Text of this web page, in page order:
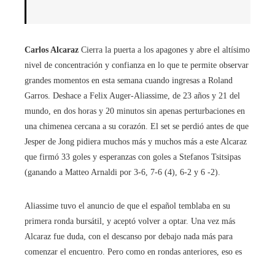
Carlos Alcaraz Cierra la puerta a los apagones y abre el altísimo
nivel de concentración y confianza en lo que te permite observar
grandes momentos en esta semana cuando ingresas a Roland
Garros. Deshace a Felix Auger-Aliassime, de 23 años y 21 del
mundo, en dos horas y 20 minutos sin apenas perturbaciones en
una chimenea cercana a su corazón. El set se perdió antes de que
Jesper de Jong pidiera muchos más y muchos más a este Alcaraz
que firmó 33 goles y esperanzas con goles a Stefanos Tsitsipas
(ganando a Matteo Arnaldi por 3-6, 7-6 (4), 6-2 y 6 -2).
Aliassime tuvo el anuncio de que el español temblaba en su
primera ronda bursátil, y aceptó volver a optar. Una vez más
Alcaraz fue duda, con el descanso por debajo nada más para
comenzar el encuentro. Pero como en rondas anteriores, eso es